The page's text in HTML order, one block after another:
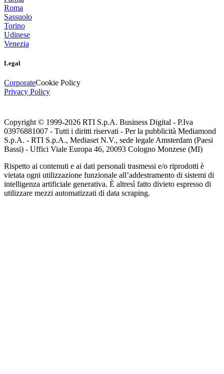
Roma
Sassuolo
Torino
Udinese
Venezia
Legal
CorporateCookie Policy
Privacy Policy
Copyright © 1999-2026 RTI S.p.A. Business Digital - P.Iva
03976881007 - Tutti i diritti riservati - Per la pubblicità Mediamond
S.p.A. - RTI S.p.A., Mediaset N.V., sede legale Amsterdam (Paesi
Bassi) - Uffici Viale Europa 46, 20093 Cologno Monzese (MI)
Rispetto ai contenuti e ai dati personali trasmessi e/o riprodotti è
vietata ogni utilizzazione funzionale all’addestramento di sistemi di
intelligenza artificiale generativa. È altresì fatto divieto espresso di
utilizzare mezzi automatizzati di data scraping.